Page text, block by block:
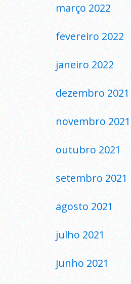
março 2022
fevereiro 2022
janeiro 2022
dezembro 2021
novembro 2021
outubro 2021
setembro 2021
agosto 2021
julho 2021
junho 2021